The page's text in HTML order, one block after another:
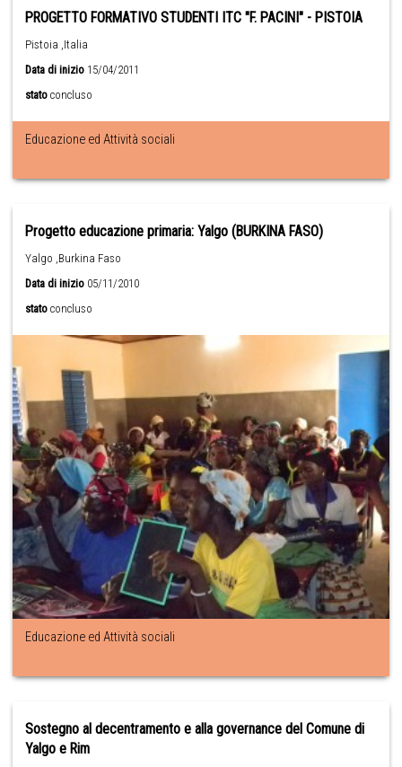
PROGETTO FORMATIVO STUDENTI ITC "F. PACINI" - PISTOIA
Pistoia ,Italia
Data di inizio 15/04/2011
stato concluso
Educazione ed Attività sociali
Progetto educazione primaria: Yalgo (BURKINA FASO)
Yalgo ,Burkina Faso
Data di inizio 05/11/2010
stato concluso
Educazione ed Attività sociali
Sostegno al decentramento e alla governance del Comune di
Yalgo e Rim